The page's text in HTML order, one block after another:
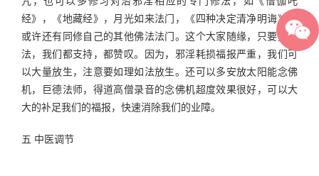
经》，《地藏经》，月光如来法门，《四种决定清净明诲》，
或许还有同修自己的其他佛法法门。这个大家随缘，只要是正
法，我们都支持，都赞叹。因为，邪淫耗损福报严重，我们可
以大量放生，注意要如理如法放生。还可以多安放太阳能念佛
机，巨德法师，得道高僧录音的念佛机超度效果很好，可以大
大的补足我们的福报，快速消除我们的业障。
五 中医调节